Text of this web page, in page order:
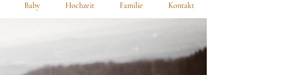
Baby Hochzeit Familie Kontakt